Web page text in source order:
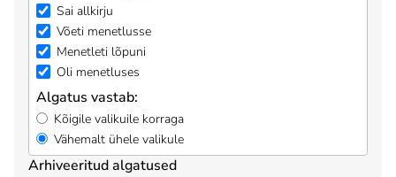
Sai allkirju
Võeti menetlusse
Menetleti lõpuni
Oli menetluses
Algatus vastab:
Kõigile valikuile korraga
Vähemalt ühele valikule
Arhiveeritud algatused